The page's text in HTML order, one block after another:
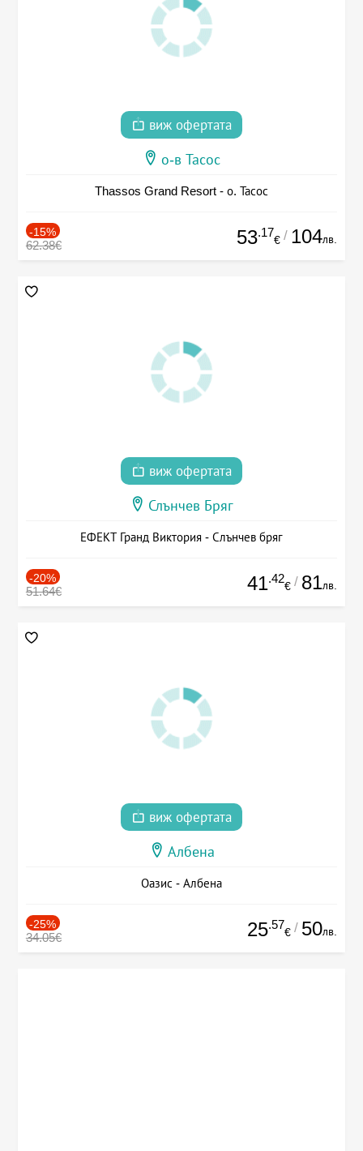
виж офертата
о-в Тасос
Thassos Grand Resort - о. Тасос
-15%
62.38€ 53.17
€ / 104лв.
виж офертата
Слънчев Бряг
ЕФЕКТ Гранд Виктория - Слънчев бряг
-20%
51.64€ 41.42
€ / 81лв.
виж офертата
Албена
Оазис - Албена
-25%
34.05€ 25.57
€ / 50лв.